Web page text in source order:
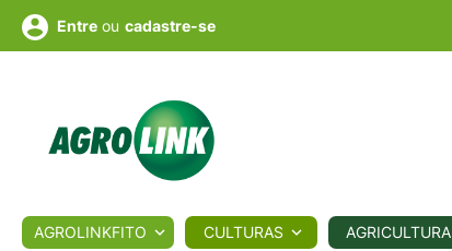
BIOLÓGICOS COTAÇÕES NOTÍCIAS
Entre ou cadastre-se
AGROLINKFITO CULTURAS AGRICULTURA